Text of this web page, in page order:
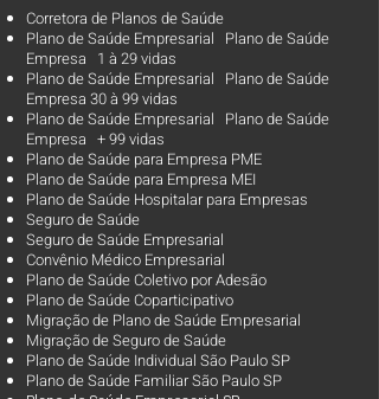
Corretora de Planos de Saúde
Plano de Saúde Empresarial Plano de Saúde
Empresa 1 à 29 vidas
Plano de Saúde Empresarial Plano de Saúde
Empresa 30 à 99 vidas ​
Plano de Saúde Empresarial Plano de Saúde
Empresa + 99 vidas
Plano de Saúde para Empresa PME
Plano de Saúde para Empresa MEI
Plano de Saúde Hospitalar para Empresas
Seguro de Saúde
Seguro de Saúde Empresarial
Convênio Médico Empresarial
Plano de Saúde Coletivo por Adesão
Plano de Saúde Coparticipativo
Migração de Plano de Saúde Empresarial
Migração de Seguro de Saúde
Plano de Saúde Individual São Paulo SP
Plano de Saúde Familiar São Paulo SP